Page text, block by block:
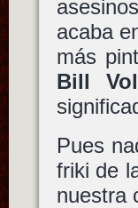
acaba
más
Bill
Pues
friki de
nuestra